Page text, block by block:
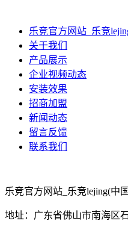
乐竞官方网站_乐竞
关于我们
产品展示
企业视频动态
安装效果
招商加盟
新闻动态
留言反馈
联系我们
乐竞官方网站_乐竞lejing(中
地址：广东省佛山市南海区